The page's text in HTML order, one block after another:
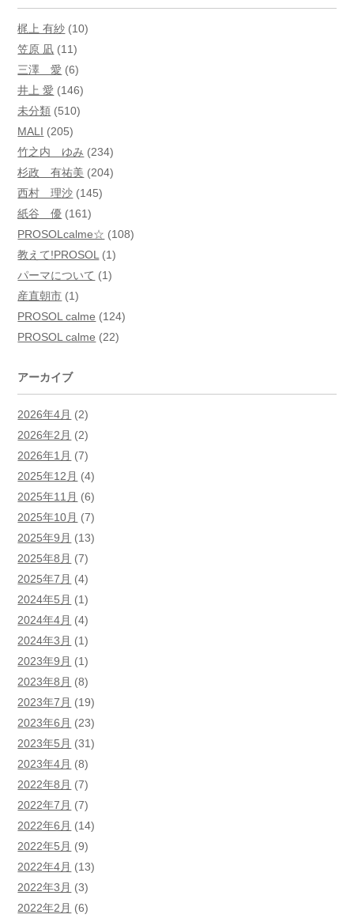
梶上 有紗 (10)
笠原 凪 (11)
三澤 愛 (6)
井上 愛 (146)
未分類 (510)
MALI (205)
竹之内 ゆみ (234)
杉政 有祐美 (204)
西村 理沙 (145)
紙谷 優 (161)
PROSOLcalme☆ (108)
教えて!PROSOL (1)
パーマについて (1)
産直朝市 (1)
PROSOL calme (124)
PROSOL calme (22)
アーカイブ
2026年4月 (2)
2026年2月 (2)
2026年1月 (7)
2025年12月 (4)
2025年11月 (6)
2025年10月 (7)
2025年9月 (13)
2025年8月 (7)
2025年7月 (4)
2024年5月 (1)
2024年4月 (4)
2024年3月 (1)
2023年9月 (1)
2023年8月 (8)
2023年7月 (19)
2023年6月 (23)
2023年5月 (31)
2023年4月 (8)
2022年8月 (7)
2022年7月 (7)
2022年6月 (14)
2022年5月 (9)
2022年4月 (13)
2022年3月 (3)
2022年2月 (6)